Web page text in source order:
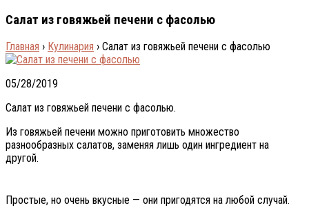
Салат из говяжьей печени с фасолью
Главная › Кулинария › Салат из говяжьей печени с фасолью
05/28/2019
Салат из говяжьей печени с фасолью.
Из говяжьей печени можно приготовить множество
разнообразных салатов, заменяя лишь один ингредиент на
другой.
Простые, но очень вкусные — они пригодятся на любой случай.